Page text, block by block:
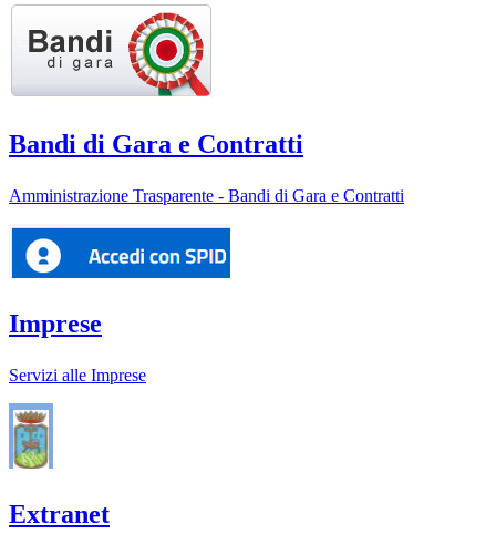
Bandi di Gara e Contratti
Amministrazione Trasparente - Bandi di Gara e Contratti
Imprese
Servizi alle Imprese
Extranet